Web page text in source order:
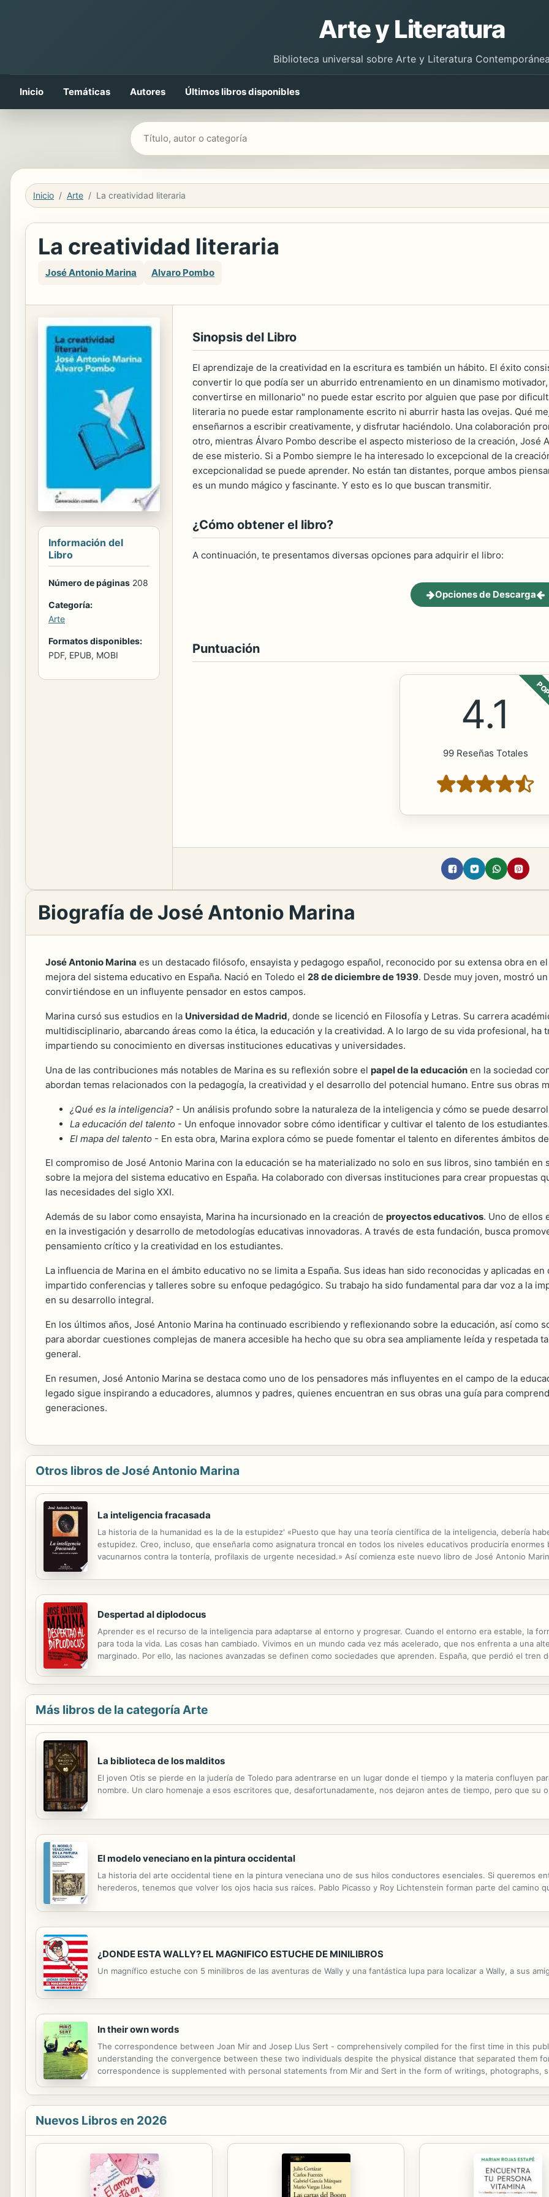
Arte y Literatura
Biblioteca universal sobre Arte y Literatura
Inicio Temáticas Autores Últimos libros disponibles
Buscar libros
Inicio Arte La creatividad literaria
La creatividad literaria
José Antonio Marina Alvaro Pombo
Información del
Libro
Número de páginas 208
Categoría:
Arte
Formatos disponibles:
PDF, EPUB, MOBI
Sinopsis del Libro
El aprendizaje de la creatividad en la escritura es también un hábito. El éxito
convertir lo que podía ser un aburrido entrenamiento en un dinamismo
convertirse en millonario" no puede estar escrito por alguien que pase por
literaria no puede estar ramplonamente escrito ni aburrir hasta las ovejas. Qué
enseñarnos a escribir creativamente, y disfrutar haciéndolo. Una colaboración
otro, mientras Álvaro Pombo describe el aspecto misterioso de la creación, José
de ese misterio. Si a Pombo siempre le ha interesado lo excepcional de la
excepcionalidad se puede aprender. No están tan distantes, porque ambos
es un mundo mágico y fascinante. Y esto es lo que buscan transmitir.
¿Cómo obtener el libro?
A continuación, te presentamos diversas opciones para adquirir el libro:
Opciones de Descarga
Puntuación
4.1
99 Reseñas Totales
Biografía de José Antonio Marina
José Antonio Marina es un destacado filósofo, ensayista y pedagogo español, reconocido por su extensa obra en
mejora del sistema educativo en España. Nació en Toledo el 28 de diciembre de 1939. Desde muy joven, mostró
convirtiéndose en un influyente pensador en estos campos.
Marina cursó sus estudios en la Universidad de Madrid, donde se licenció en Filosofía y Letras. Su carrera
multidisciplinario, abarcando áreas como la ética, la educación y la creatividad. A lo largo de su vida profesional,
impartiendo su conocimiento en diversas instituciones educativas y universidades.
Una de las contribuciones más notables de Marina es su reflexión sobre el papel de la educación en la sociedad
abordan temas relacionados con la pedagogía, la creatividad y el desarrollo del potencial humano. Entre sus obras
¿Qué es la inteligencia? - Un análisis profundo sobre la naturaleza de la inteligencia y cómo se puede
La educación del talento - Un enfoque innovador sobre cómo identificar y cultivar el talento de los
El mapa del talento - En esta obra, Marina explora cómo se puede fomentar el talento en diferentes ámbitos
El compromiso de José Antonio Marina con la educación se ha materializado no solo en sus libros, sino también
sobre la mejora del sistema educativo en España. Ha colaborado con diversas instituciones para crear propuestas
las necesidades del siglo XXI.
Además de su labor como ensayista, Marina ha incursionado en la creación de proyectos educativos. Uno de ellos
en la investigación y desarrollo de metodologías educativas innovadoras. A través de esta fundación, busca
pensamiento crítico y la creatividad en los estudiantes.
La influencia de Marina en el ámbito educativo no se limita a España. Sus ideas han sido reconocidas y aplicadas
impartido conferencias y talleres sobre su enfoque pedagógico. Su trabajo ha sido fundamental para dar voz a la
en su desarrollo integral.
En los últimos años, José Antonio Marina ha continuado escribiendo y reflexionando sobre la educación, así como
para abordar cuestiones complejas de manera accesible ha hecho que su obra sea ampliamente leída y respetada
general.
En resumen, José Antonio Marina se destaca como uno de los pensadores más influyentes en el campo de la
legado sigue inspirando a educadores, alumnos y padres, quienes encuentran en sus obras una guía para
generaciones.
Otros libros de José Antonio Marina
La inteligencia fracasada
La historia de la humanidad es la de la estupidez' «Puesto que hay una teoría científica de la inteligencia, debería
estupidez. Creo, incluso, que enseñarla como asignatura troncal en todos los niveles educativos produciría
vacunarnos contra la tontería, profilaxis de urgente necesidad.» Así comienza este nuevo libro de José Antonio
Despertad al diplodocus
Aprender es el recurso de la inteligencia para adaptarse al entorno y progresar. Cuando el entorno era estable, la
para toda la vida. Las cosas han cambiado. Vivimos en un mundo cada vez más acelerado, que nos enfrenta a una
marginado. Por ello, las naciones avanzadas se definen como sociedades que aprenden. España, que perdió el tren
Más libros de la categoría Arte
La biblioteca de los malditos
El joven Otis se pierde en la judería de Toledo para adentrarse en un lugar donde el tiempo y la materia confluyen
nombre. Un claro homenaje a esos escritores que, desafortunadamente, nos dejaron antes de tiempo, pero que su
El modelo veneciano en la pintura occidental
La historia del arte occidental tiene en la pintura veneciana uno de sus hilos conductores esenciales. Si queremos
herederos, tenemos que volver los ojos hacia sus raíces. Pablo Picasso y Roy Lichtenstein forman parte del camino
¿DONDE ESTA WALLY? EL MAGNIFICO ESTUCHE DE MINILIBROS
Un magnífico estuche con 5 minilibros de las aventuras de Wally y una fantástica lupa para localizar a Wally, a sus
In their own words
The correspondence between Joan Mir and Josep Llus Sert - comprehensively compiled for the first time in this
understanding the convergence between these two individuals despite the physical distance that separated them
correspondence is supplemented with personal statements from Mir and Sert in the form of writings, photographs,
Nuevos Libros en 2026